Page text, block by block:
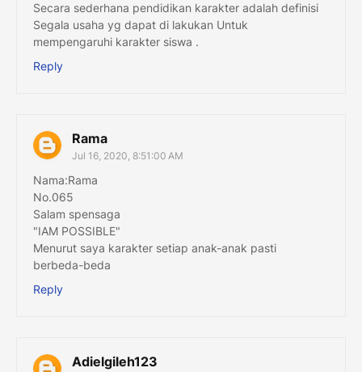
Secara sederhana pendidikan karakter adalah definisi
Segala usaha yg dapat di lakukan Untuk
mempengaruhi karakter siswa .
Reply
Rama
Jul 16, 2020, 8:51:00 AM
Nama:Rama
No.065
Salam spensaga
"IAM POSSIBLE"
Menurut saya karakter setiap anak-anak pasti
berbeda-beda
Reply
Adielgileh123